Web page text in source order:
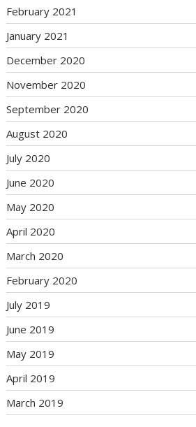
February 2021
January 2021
December 2020
November 2020
September 2020
August 2020
July 2020
June 2020
May 2020
April 2020
March 2020
February 2020
July 2019
June 2019
May 2019
April 2019
March 2019